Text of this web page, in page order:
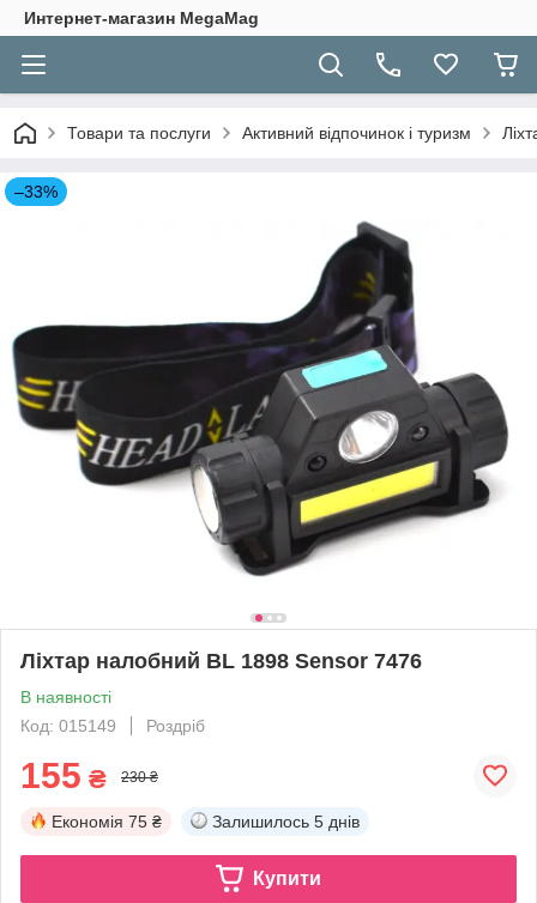
Интернет-магазин MegaMag
Товари та послуги Активний відпочинок і туризм
–33%
Ліхтар налобний BL 1898 Sensor 7476
В наявності
Код: 015149
Роздріб
155 ₴ 230 ₴
Економія 75 ₴ Залишилось 5 днів
Купити